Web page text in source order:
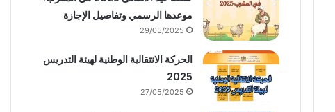
موعدها الرسمي وتفاصيل الإجازة
29/05/2025
الحركة الانتقالية الوطنية لهيئة التدريس
2025
27/05/2025